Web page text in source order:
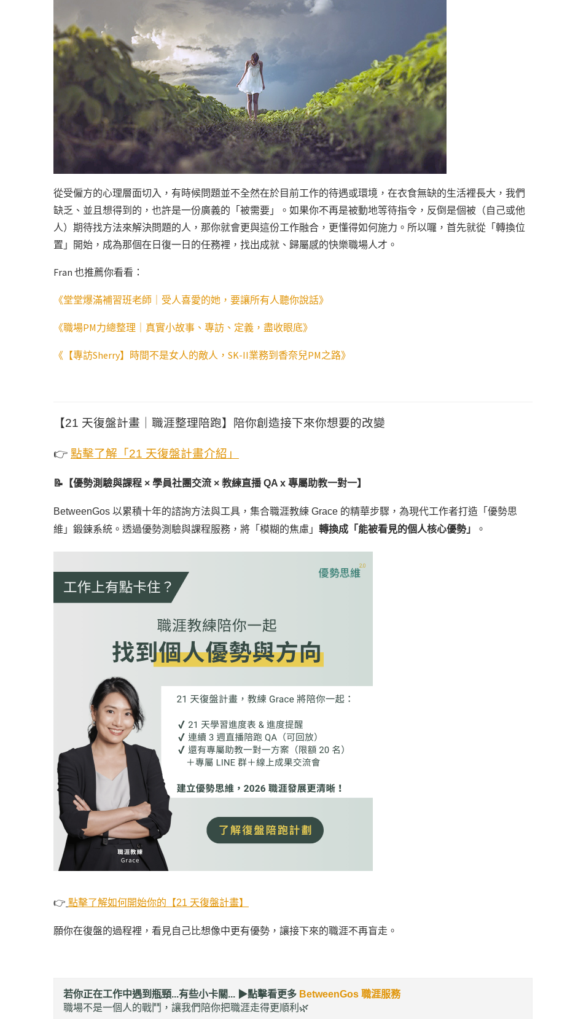
從受僱方的心理層面切入，有時候問題並不全然在於目前工作的待遇或環境，在衣食無缺的生活裡長大，我們
缺乏、並且想得到的，也許是一份廣義的「被需要」。如果你不再是被動地等待指令，反倒是個被（自己或他
人）期待找方法來解決問題的人，那你就會更與這份工作融合，更懂得如何施力。所以囉，首先就從「轉換位
置」開始，成為那個在日復一日的任務裡，找出成就、歸屬感的快樂職場人才。
Fran 也推薦你看看：
《堂堂爆滿補習班老師｜受人喜愛的她，要讓所有人聽你說話》
《職場PM力總整理｜真實小故事、專訪、定義，盡收眼底》
《【專訪Sherry】時間不是女人的敵人，SK-II業務到香奈兒PM之路》
【21 天復盤計畫｜職涯整理陪跑】陪你創造接下來你想要的改變
👉 點擊了解「21 天復盤計畫介紹」
📝【優勢測驗與課程 × 學員社團交流 × 教練直播 QA x 專屬助教一對一】
BetweenGos 以累積十年的諮詢方法與工具，集合職涯教練 Grace 的精華步驟，為現代工作者打造「優勢思
維」鍛鍊系統。透過優勢測驗與課程服務，將「模糊的焦慮」 轉換成「能被看見的個人核心優勢」 。
👉 點擊了解如何開始你的【21 天復盤計畫】
願你在復盤的過程裡，看見自己比想像中更有優勢，讓接下來的職涯不再盲走。
若你正在工作中遇到瓶頸...有些小卡關... ▶︎點擊看更多 BetweenGos 職涯服務
職場不是一個人的戰鬥，讓我們陪你把職涯走得更順利🌿